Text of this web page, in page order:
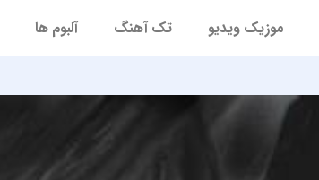
موزیک ویدیو تک آهنگ آلبوم ها